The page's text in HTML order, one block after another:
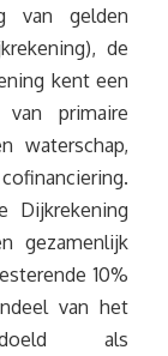
van gelden
de
kent een
primaire
waterschap,
Dijkrekening
gezamenlijk
10%
van het
als